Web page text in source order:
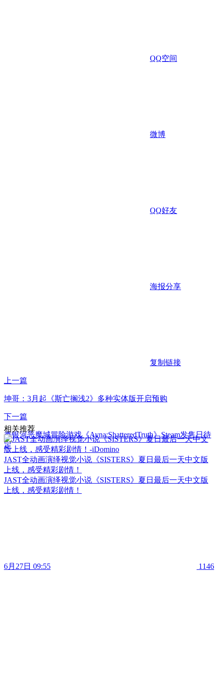
QQ空间
微博
QQ好友
海报分享
复制链接
上一篇
坤哥：3月起《斯亡搁浅2》多种实体版开启预购
下一篇
类银河恶魔城冒险游戏《Ayna:ShatteredTruth》Steam发售日待
定
相关推荐
JAST全动画演绎视觉小说《SISTERS》夏日最后一天中文版
上线，感受精彩剧情！
JAST全动画演绎视觉小说《SISTERS》夏日最后一天中文版
上线，感受精彩剧情！
6月27日 09:55 1146